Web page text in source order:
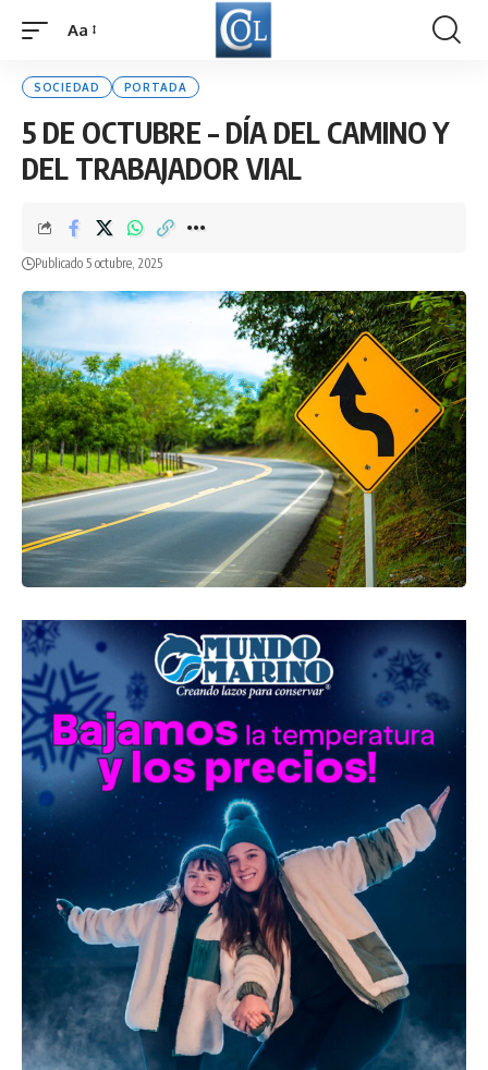
Font
Aa
SOCIEDAD PORTADA
5 DE OCTUBRE – DÍA DEL CAMINO Y
DEL TRABAJADOR VIAL
Publicado 5 octubre, 2025